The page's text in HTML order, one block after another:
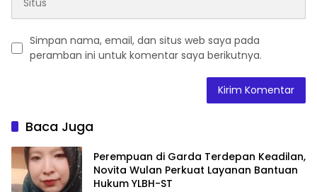
Simpan nama, email, dan situs web saya pada
peramban ini untuk komentar saya berikutnya.
Baca Juga
Perempuan di Garda Terdepan Keadilan,
Novita Wulan Perkuat Layanan Bantuan
Hukum YLBH-ST